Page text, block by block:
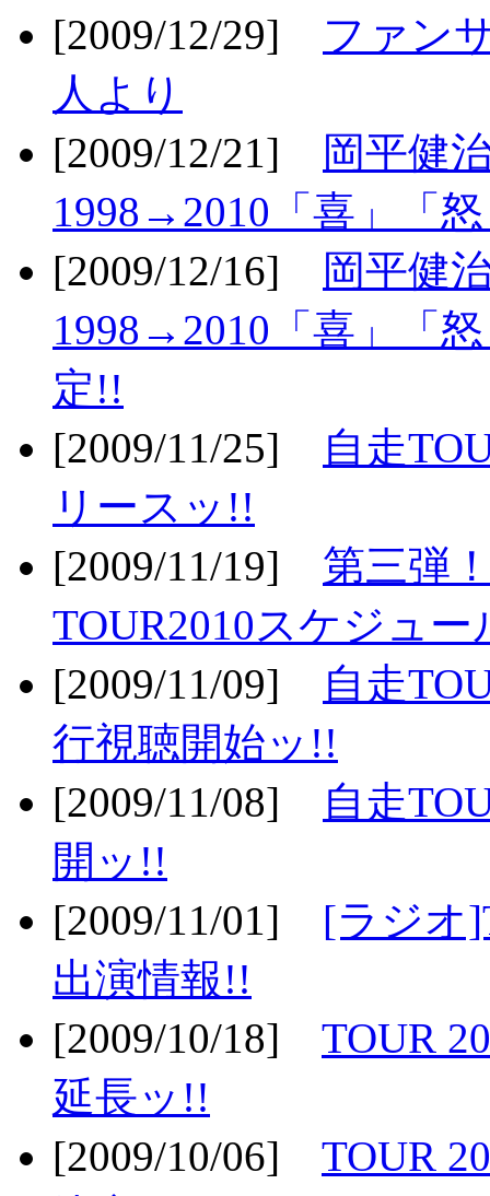
[2009/12/29] ファン
人より
[2009/12/21]
岡平健
1998→2010「喜」「
[2009/12/16]
岡平健
1998→2010「喜」「
定!!
[2009/11/25]
自走
リースッ!!
[2009/11/19] 第三弾
TOUR2010スケジュー
[2009/11/09]
自走
行視聴開始ッ!!
[2009/11/08]
自走
開ッ!!
[2009/11/01] [ラジオ
出演情報!!
[2009/10/18] TOUR
延長ッ!!
[2009/10/06] TOUR